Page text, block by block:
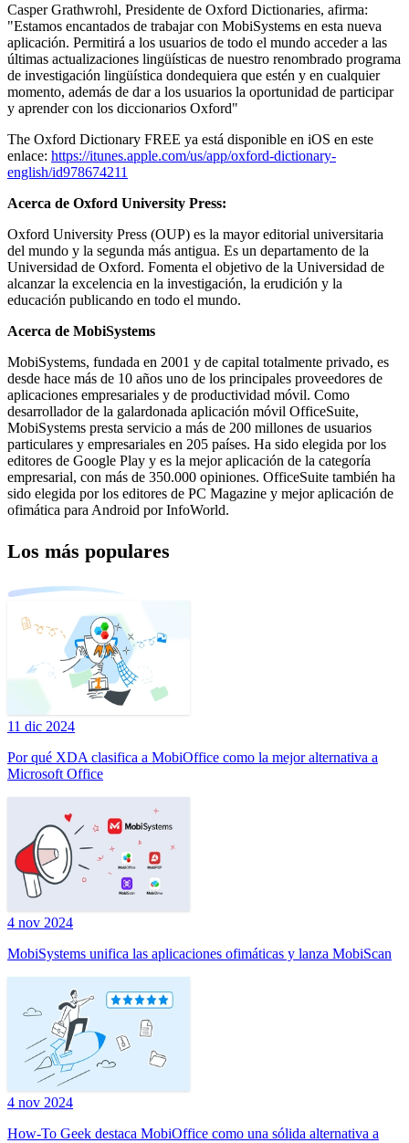
Casper Grathwrohl, Presidente de Oxford Dictionaries, afirma:
"Estamos encantados de trabajar con MobiSystems en esta nueva
aplicación. Permitirá a los usuarios de todo el mundo acceder a las
últimas actualizaciones lingüísticas de nuestro renombrado programa
de investigación lingüística dondequiera que estén y en cualquier
momento, además de dar a los usuarios la oportunidad de participar
y aprender con los diccionarios Oxford"
The Oxford Dictionary FREE ya está disponible en iOS en este
enlace: https://itunes.apple.com/us/app/oxford-dictionary-
english/id978674211
Acerca de Oxford University Press:
Oxford University Press (OUP) es la mayor editorial universitaria
del mundo y la segunda más antigua. Es un departamento de la
Universidad de Oxford. Fomenta el objetivo de la Universidad de
alcanzar la excelencia en la investigación, la erudición y la
educación publicando en todo el mundo.
Acerca de MobiSystems
MobiSystems, fundada en 2001 y de capital totalmente privado, es
desde hace más de 10 años uno de los principales proveedores de
aplicaciones empresariales y de productividad móvil. Como
desarrollador de la galardonada aplicación móvil OfficeSuite,
MobiSystems presta servicio a más de 200 millones de usuarios
particulares y empresariales en 205 países. Ha sido elegida por los
editores de Google Play y es la mejor aplicación de la categoría
empresarial, con más de 350.000 opiniones. OfficeSuite también ha
sido elegida por los editores de PC Magazine y mejor aplicación de
ofimática para Android por InfoWorld.
Los más populares
11 dic 2024
Por qué XDA clasifica a MobiOffice como la mejor alternativa a
Microsoft Office
4 nov 2024
MobiSystems unifica las aplicaciones ofimáticas y lanza MobiScan
4 nov 2024
How-To Geek destaca MobiOffice como una sólida alternativa a